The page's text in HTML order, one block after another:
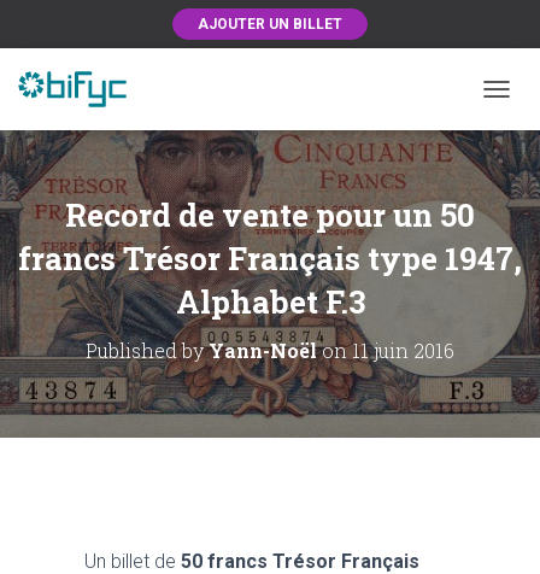
AJOUTER UN BILLET
Record de vente pour un 50
francs Trésor Français type 1947,
Alphabet F.3
Published byYann-Noëlon11 juin 2016
Un billet de 50 francs Trésor Français